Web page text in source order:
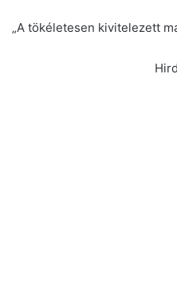
„A tökéletesen kivitelezett